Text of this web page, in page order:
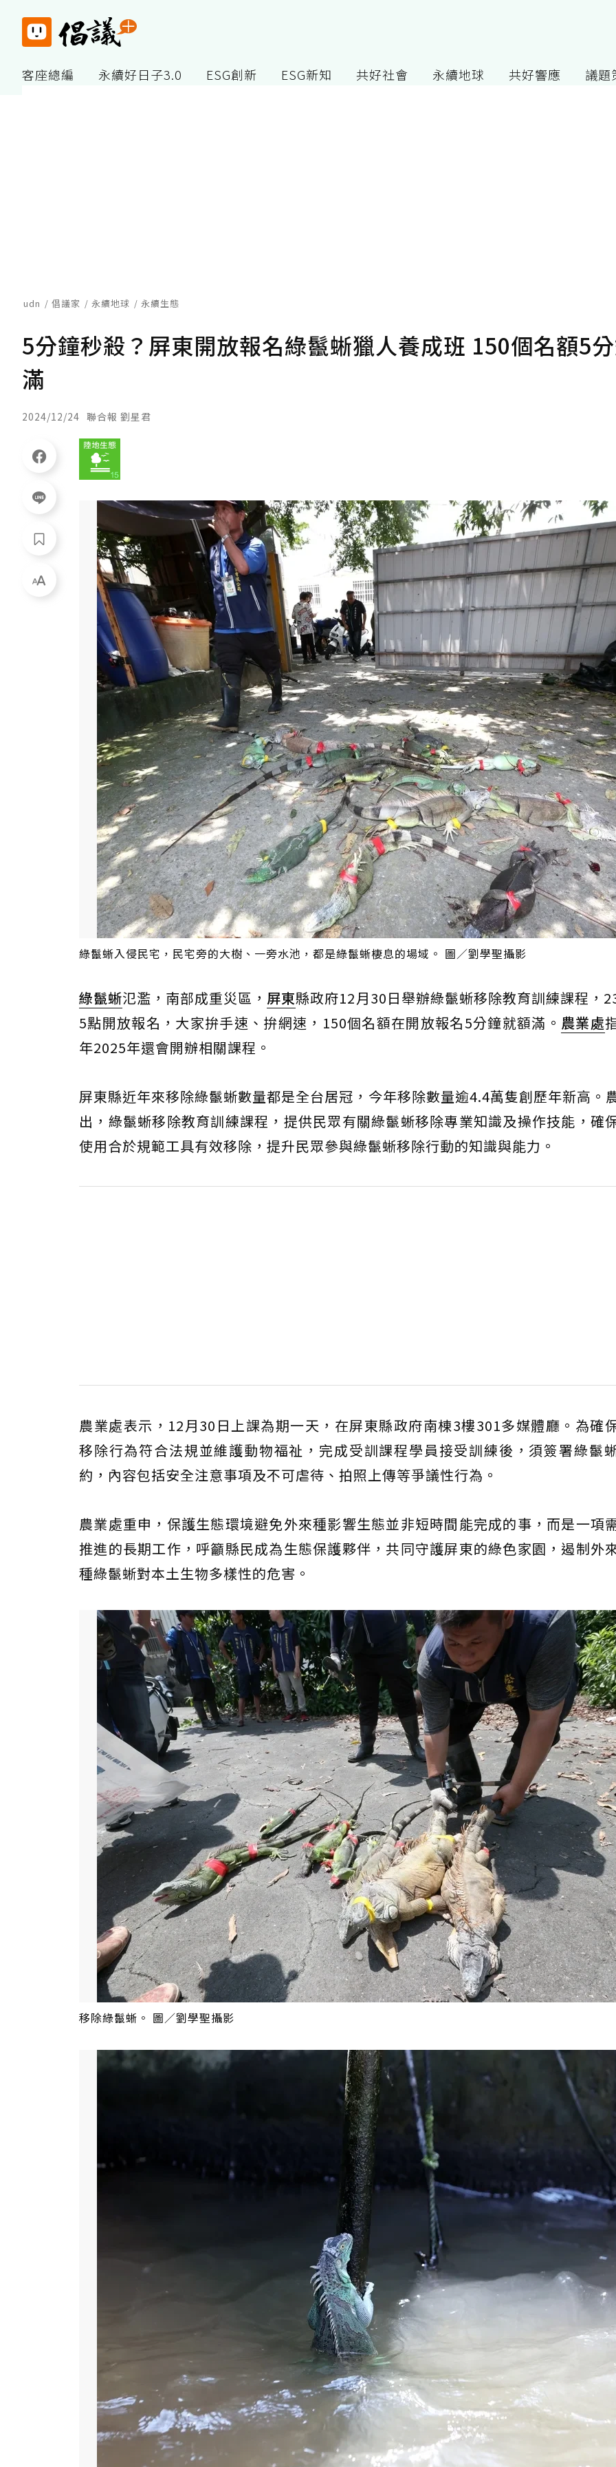
客座總編 永續好日子3.0 ESG創新 ESG新知 共好社會 永續地球 共好響應 議題
udn 倡議家 永續地球 永續生態
5分鐘秒殺？屏東開放報名綠鬣蜥獵人養成班 150個名額5
滿
2024/12/24 聯合報 劉星君
綠鬣蜥入侵民宅，民宅旁的大樹、一旁水池，都是綠鬣蜥棲息的場域。 圖／劉學聖攝影
綠鬣蜥氾濫，南部成重災區， 屏東縣政府12月30日舉辦綠鬣蜥移除教育訓練課程，
5點開放報名，大家拚手速、拚網速，150個名額在開放報名5分鐘就額滿。 農業處
年2025年還會開辦相關課程。
屏東縣近年來移除綠鬣蜥數量都是全台居冠，今年移除數量逾4.4萬隻創歷年新高。
出，綠鬣蜥移除教育訓練課程，提供民眾有關綠鬣蜥移除專業知識及操作技能，確
使用合於規範工具有效移除，提升民眾參與綠鬣蜥移除行動的知識與能力。
農業處表示，12月30日上課為期一天，在屏東縣政府南棟3樓301多媒體廳。為確
移除行為符合法規並維護動物福祉，完成受訓課程學員接受訓練後，須簽署綠鬣
約，內容包括安全注意事項及不可虐待、拍照上傳等爭議性行為。
農業處重申，保護生態環境避免外來種影響生態並非短時間能完成的事，而是一項
推進的長期工作，呼籲縣民成為生態保護夥伴，共同守護屏東的綠色家園，遏制外
種綠鬣蜥對本土生物多樣性的危害。
移除綠鬣蜥。 圖／劉學聖攝影